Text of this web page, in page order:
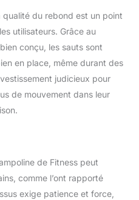
pas besoin de
à la salle de gym
de fitness
entraîne une
gamme de groupes
aide à
renforcer les
d'intérieur
est également un
parfait pour
du rebond est un point
utilisateurs. Grâce au
conçu, les sauts sont
en place, même durant des
judicieux pour
de mouvement dans leur
de Fitness peut
comme l’ont rapporté
exige patience et force,